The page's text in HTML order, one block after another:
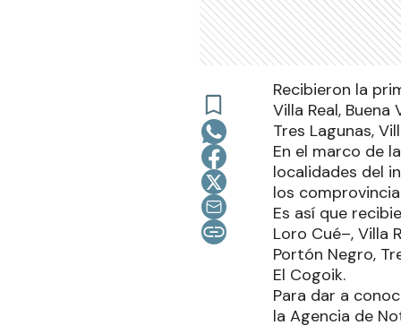
Recibieron la
Villa Real,
Tres Lagunas,
En el marco de
localidades del
los
Es así que
Loro Cué–, Villa
Portón Negro,
El Cogoik.
Para dar a
la Agencia de